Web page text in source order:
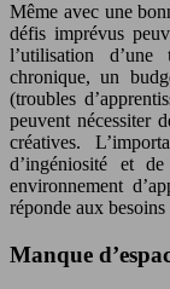
Même avec une
défis imprévus
l’utilisation d’une
chronique, un
(troubles
peuvent nécessiter
créatives.
d’ingéniosité et
environnement
réponde aux
Manque